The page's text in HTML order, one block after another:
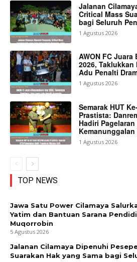
Jalanan
Critical Mass
bagi Seluruh
1 Agustus 2026
AWON FC
2026,
Adu Penalti
1 Agustus 2026
Semarak HUT
Prastista:
Hadiri
1 Agustus 2026
TOP NEWS
Jawa Satu Power Cilamaya
Yatim dan Bantuan Sarana
Muqorrobin
5 Agustus 2026
Jalanan Cilamaya Dipenuhi
Suarakan Hak yang Sama bagi